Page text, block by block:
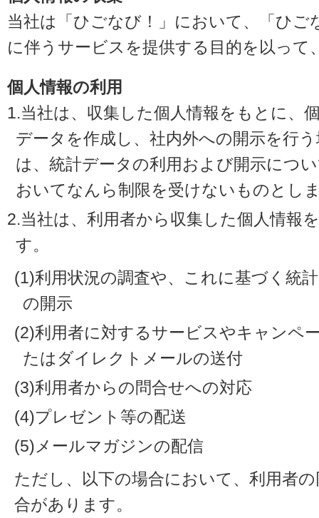
当社は「ひごなび！」において、「ひ
に伴うサービスを提供する目的を以って
個人情報の利用
1.当社は、収集した個人情報をもとに、
データを作成し、社内外への開示を行
は、統計データの利用および開示につ
おいてなんら制限を受けないものとし
2.当社は、利用者から収集した個人情報
す。
(1)利用状況の調査や、これに基づく統
の開示
(2)利用者に対するサービスやキャンペ
たはダイレクトメールの送付
(3)利用者からの問合せへの対応
(4)プレゼント等の配送
(5)メールマガジンの配信
ただし、以下の場合において、利用者
合があります。